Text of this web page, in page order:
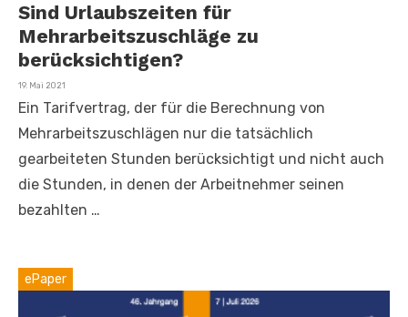
Sind Urlaubszeiten für
Mehrarbeitszuschläge zu
berücksichtigen?
Veröffentlicht
19. Mai 2021
Ein Tarifvertrag, der für die Berechnung von
Mehrarbeitszuschlägen nur die tatsächlich
gearbeiteten Stunden berücksichtigt und nicht auch
die Stunden, in denen der Arbeitnehmer seinen
bezahlten …
ePaper